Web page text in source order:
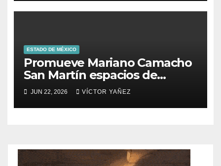
ESTADO DE MÉXICO
Promueve Mariano Camacho
San Martín espacios de
participación para las
juventudes
JUN 22, 2026 VÍCTOR YAÑEZ